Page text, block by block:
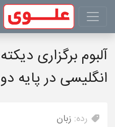
آلبوم برگزاری
انگلیسی در پایه
رده: زبان